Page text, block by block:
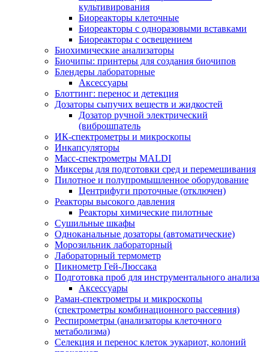
культивирования
Биореакторы клеточные
Биореакторы с одноразовыми вставками
Биореакторы с освещением
Биохимические анализаторы
Биочипы: принтеры для создания биочипов
Блендеры лабораторные
Аксессуары
Блоттинг: перенос и детекция
Дозаторы сыпучих веществ и жидкостей
Дозатор ручной электрический
(виброшпатель
ИК-спектрометры и микроскопы
Инкапсуляторы
Масс-спектрометры MALDI
Миксеры для подготовки сред и перемешивания
Пилотное и полупромышленное оборудование
Центрифуги проточные (отключен)
Реакторы высокого давления
Реакторы химические пилотные
Сушильные шкафы
Одноканальные дозаторы (автоматические)
Морозильник лабораторный
Лабораторный термометр
Пикнометр Гей-Люссака
Подготовка проб для инструментального анализа
Аксессуары
Раман-спектрометры и микроскопы
(спектрометры комбинационного рассеяния)
Респирометры (анализаторы клеточного
метаболизма)
Селекция и перенос клеток эукариот, колоний